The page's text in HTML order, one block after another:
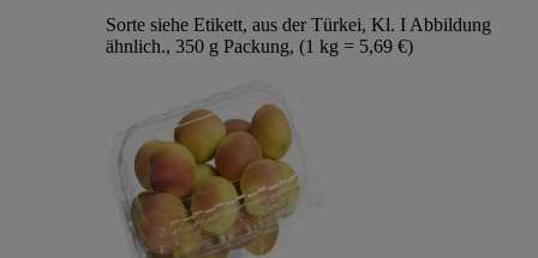
Sorte siehe Etikett, aus der Türkei, Kl. I Abbildung
ähnlich., 350 g Packung, (1 kg = 5,69 €)